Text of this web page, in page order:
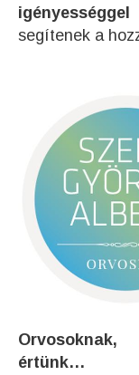
segítenek a
értünk…